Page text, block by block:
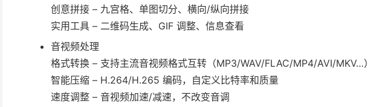
创意拼接 – 九宫格、单图切分、横向/纵向拼接
实用工具 – 二维码生成、GIF 调整、信息查看
音视频处理
格式转换 – 支持主流音视频格式互转（MP3/WAV/FLAC/MP4/AVI/MKV…）
智能压缩 – H.264/H.265 编码，自定义比特率和质量
速度调整 – 音视频加速/减速，不改变音调